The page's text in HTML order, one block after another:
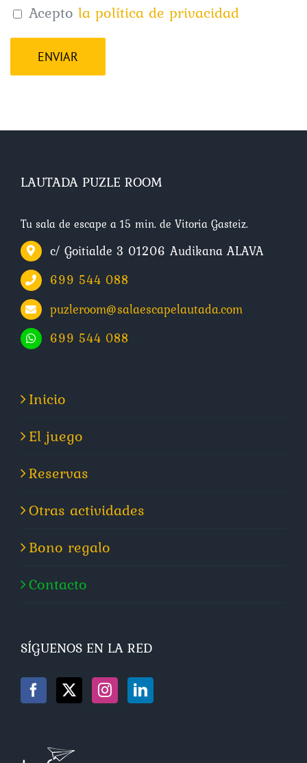
Acepto la política de privacidad
LAUTADA PUZLE ROOM
Tu sala de escape a 15 min. de Vitoria Gasteiz.
c/ Goitialde 3 01206 Audikana ALAVA
699 544 088
puzleroom@salaescapelautada.com
699 544 088
Inicio
El juego
Reservas
Otras actividades
Bono regalo
Contacto
SÍGUENOS EN LA RED